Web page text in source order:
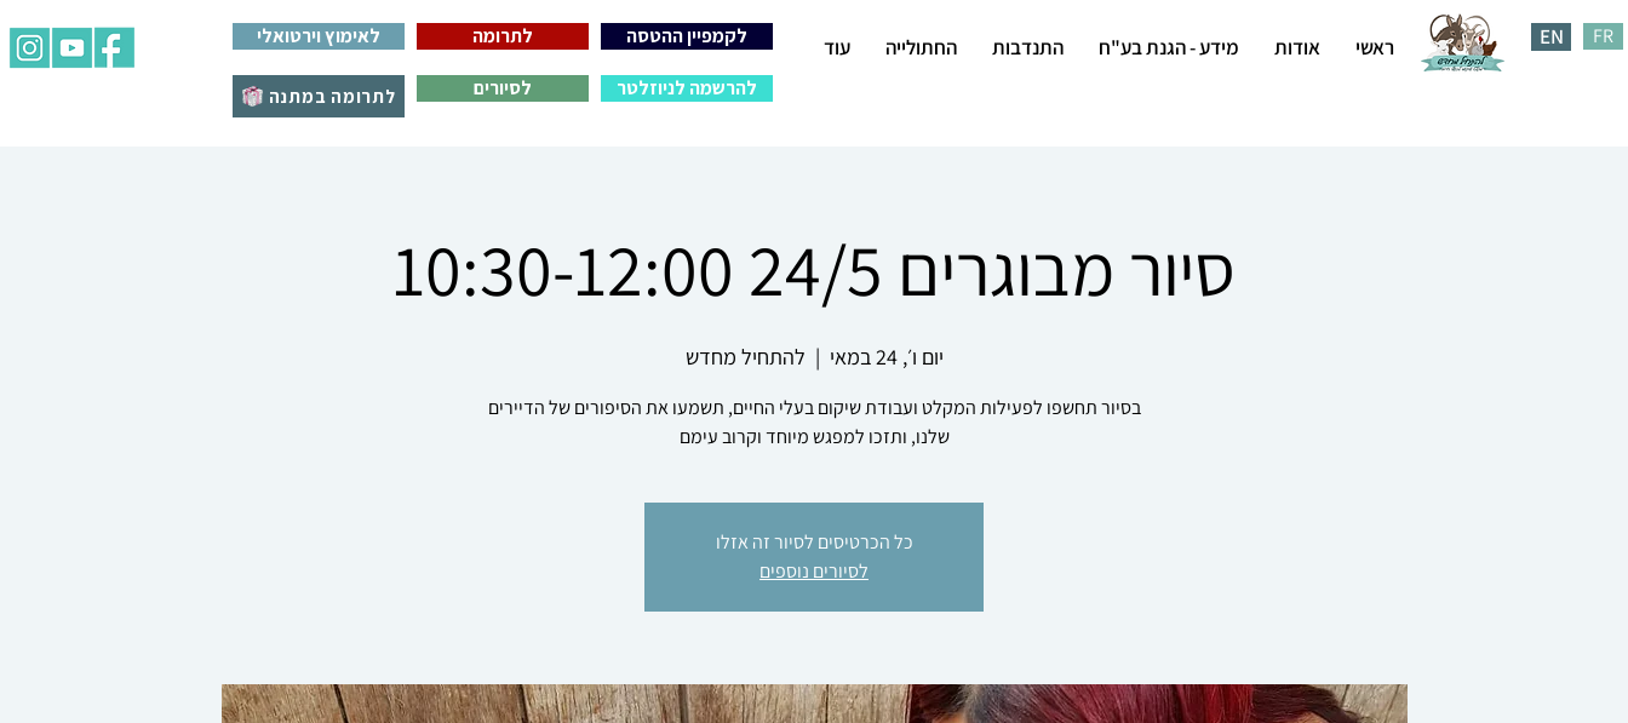
לאימוץ וירטואלי לתרומה לקמפיין ההטסה
לתרומה במתנה לסיורים להרשמה לניוזלטר
ראשי אודות מידע - הגנת בע"ח התנדבות החתולייה עוד EN FR
סיור מבוגרים 24/5 10:30-12:00
יום ו׳, 24 במאי
  |
להתחיל מחדש
בסיור תחשפו לפעילות המקלט ועבודת שיקום בעלי החיים, תשמעו את הסיפורים של הדיירים
שלנו, ותזכו למפגש מיוחד וקרוב עימם
כל הכרטיסים לסיור זה אזלו
לסיורים נוספים